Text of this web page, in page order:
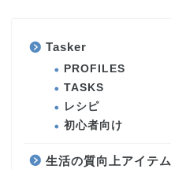
Tasker
PROFILES
TASKS
レシピ
初心者向け
生活の質向上アイテム